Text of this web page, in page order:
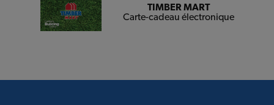
TIMBER MART
Carte-cadeau électronique